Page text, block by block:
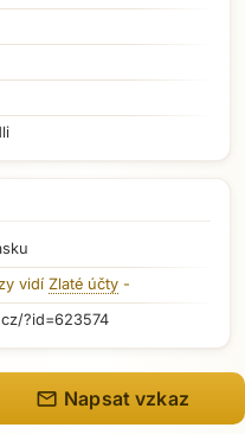
vidí Zlaté účty -
?id=623574
mail Napsat vzkaz